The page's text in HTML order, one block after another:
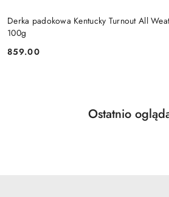
Derka padokowa Kentucky Turnout All
100g
Cena:
859.00
Pomiń karuzelę produktów
Produkty
Ostatnio